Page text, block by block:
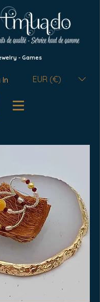
- Games
EUR (€)